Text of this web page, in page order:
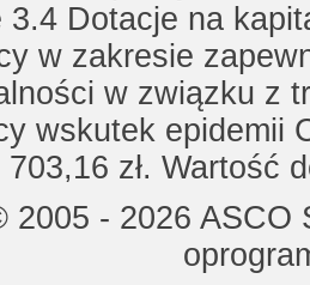
3.4 Dotacje na
w zakresie
w związku z
wskutek epidemii
703,16 zł. Wartość
2005 - 2026